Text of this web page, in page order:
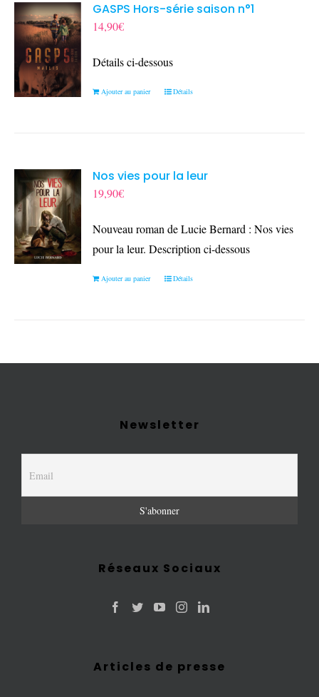
GASPS Hors-série saison n°1
14,90€
Détails ci-dessous
Ajouter au panier Détails
Nos vies pour la leur
19,90€
Nouveau roman de Lucie Bernard : Nos vies
pour la leur. Description ci-dessous
Ajouter au panier Détails
Newsletter
Réseaux Sociaux
Articles de presse